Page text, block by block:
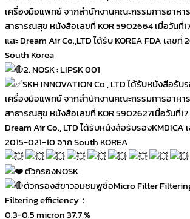
เครื่องมือแพทย์ จากสำนักงานคณะกรรมการอาหา
สาธารณสุข หนังสือเลขที่ KOR 5902664 เมื่อวันที่
และ Dream Air Co.,LTD ได้รับ KOREA FDA เลขที่
South Korea
2. NOSK : LIPSK 001
SKH INNOVATION Co., LTD ได้รับหนังสือรับ
เครื่องมือแพทย์ จากสำนักงานคณะกรรมการอาหา
สาธารณสุข หนังสือเลขที่ KOR 5902627เมื่อวันที่
Dream Air Co., LTD ได้รับหนังสือรับรองKMDICA
2015-021-10 จาก South KOREA
ตัวกรองNOSK
ตัวกรองสีขาวอมชมพูชื่อMicro Filter
Filtering efficiency：
0.3-0.5 micron 37.7 %